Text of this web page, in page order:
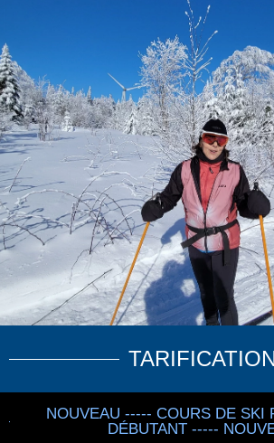
NOUVEAU ----- COURS DE SKI
DÉBUTANT -----